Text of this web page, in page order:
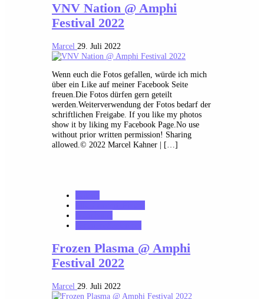
VNV Nation @ Amphi
Festival 2022
Marcel 29. Juli 2022
Wenn euch die Fotos gefallen, würde ich mich
über ein Like auf meiner Facebook Seite
freuen.Die Fotos dürfen gern geteilt
werden.Weiterverwendung der Fotos bedarf der
schriftlichen Freigabe. If you like my photos
show it by liking my Facebook Page.No use
without prior written permission! Sharing
allowed.© 2022 Marcel Kahner | […]
Frozen Plasma @ Amphi
Festival 2022
Marcel 29. Juli 2022